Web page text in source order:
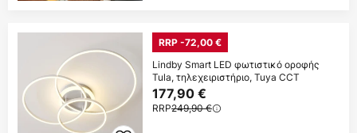
RRP -72,00 €
Lindby Smart LED φωτιστικό οροφής
Tula, τηλεχειριστήριο, Tuya CCT
177,90 €
RRP249,90 €